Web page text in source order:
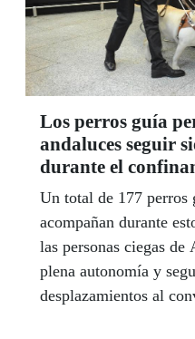
Los perros guía
andaluces seguir
durante el
Un total de 177 perros
acompañan durante
las personas ciegas
plena autonomía y
desplazamientos al